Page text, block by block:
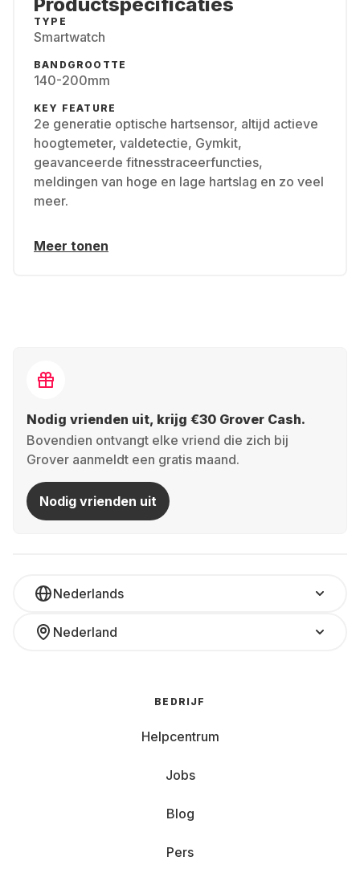
TYPE
Smartwatch
BANDGROOTTE
140-200mm
KEY FEATURE
2e generatie optische hartsensor, altijd actieve
hoogtemeter, valdetectie, Gymkit,
geavanceerde fitnesstraceerfuncties,
meldingen van hoge en lage hartslag en zo veel
meer.
Meer tonen
Nodig vrienden uit, krijg €30 Grover Cash.
Bovendien ontvangt elke vriend die zich bij
Grover aanmeldt een gratis maand.
Nodig vrienden uit
Nederlands
Nederland
BEDRIJF
Helpcentrum
Jobs
Blog
Pers